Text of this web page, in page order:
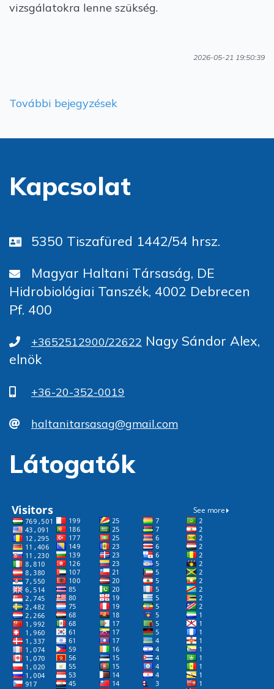
vizsgálatokra lenne szükség.
2026-05-21 19:50:39
További bejegyzések
Kapcsolat
5350 Tiszafüred 1442/54 hrsz.
Magyar Haltani Társaság, DE
Hidrobiológiai Tanszék, 4002 Debrecen
Pf. 400
+3652512900/22622 Nagy Sándor Alex,
elnök
+36-20-352-0019
haltanitarsasag@gmail.com
Látogatók